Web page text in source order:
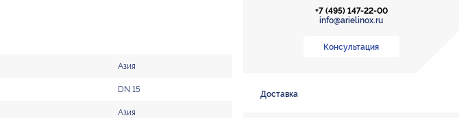
Азия
DN 15
Азия
+7 (495) 147-22-00
info@arielinox.ru
Консультация
Доставка